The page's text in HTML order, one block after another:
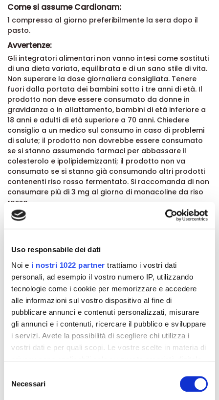
Uso responsabile dei dati
Noi e i nostri 1022 partner trattiamo i vostri dati
personali, ad esempio il vostro numero IP, utilizzando
tecnologie come i cookie per memorizzare e accedere
alle informazioni sul vostro dispositivo al fine di
pubblicare annunci e contenuti personalizzati, misurare
gli annunci e i contenuti, ricercare il pubblico e sviluppare
i servizi. Avete la possibilità di scegliere chi utilizza i
vostri dati e per quali scopi. Le vostre scelte in materia di
modificare o revocare il proprio consenso in qualsiasi
momento dalla Dichiarazione sui cookie o facendo clic
delNecessari
Come si assume Cardionam:
1 compressa al giorno preferibilmente la sera dopo il
pasto.
Avvertenze:
Gli integratori alimentari non vanno intesi come sostituti
di una dieta variata, equilibrata e di un sano stile di vita.
Non superare la dose giornaliera consigliata. Tenere
fuori dalla portata dei bambini sotto i tre anni di età. Il
prodotto non deve essere consumato da donne in
gravidanza o in allattamento, bambini di età inferiore a
18 anni e adulti di età superiore a 70 anni. Chiedere
consiglio a un medico sul consumo in caso di problemi
di salute; il prodotto non dovrebbe essere consumato
se si stanno assumendo farmaci per abbassare il
colesterolo e ipolipidemizzanti; il prodotto non va
consumato se si stanno già consumando altri prodotti
contenenti riso rosso fermentato. Si raccomanda di non
consumare più di 3 mg al giorno di monacoline da riso
rosso.
Conservazione:
Conservare in luogo fresco e asciutto. Il termine minimo
conservato, in confezione integra. L’eventuale lieve
variazione del colore delle compresse può attribuirsi
agli ingredienti di origine vegetale in esse contenuti e
non è indice di alterazione della qualità del prodotto.
Formato:
30 compresse da 1.000 mg.
Peso netto: 30 g.
Recensioni